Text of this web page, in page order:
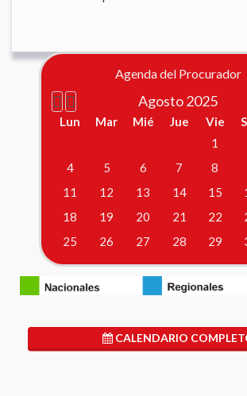
Agenda del Procurador
Año
anterior
Mes
anterior
Agosto 2025
Lun Mar Mié Jue Vie
1
4
5 6 7 8
11
12 13 14 15
18
19 20 21 22
25
26 27 28 29
CALENDARIO